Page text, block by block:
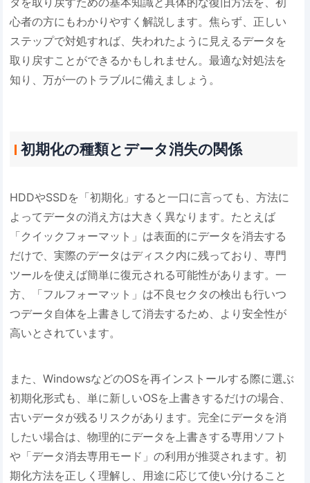
心者の方にもわかりやすく解説します。焦らず、正しい
ステップで対処すれば、失われたように見えるデータを
取り戻すことができるかもしれません。最適な対処法を
知り、万が一のトラブルに備えましょう。
初期化の種類とデータ消失の関係
HDDやSSDを「初期化」すると一口に言っても、方法に
よってデータの消え方は大きく異なります。たとえば
「クイックフォーマット」は表面的にデータを消去する
だけで、実際のデータはディスク内に残っており、専門
ツールを使えば簡単に復元される可能性があります。一
方、「フルフォーマット」は不良セクタの検出も行いつ
つデータ自体を上書きして消去するため、より安全性が
高いとされています。
また、WindowsなどのOSを再インストールする際に選ぶ
初期化形式も、単に新しいOSを上書きするだけの場合、
古いデータが残るリスクがあります。完全にデータを消
したい場合は、物理的にデータを上書きする専用ソフト
や「データ消去専用モード」の利用が推奨されます。初
期化方法を正しく理解し、用途に応じて使い分けること